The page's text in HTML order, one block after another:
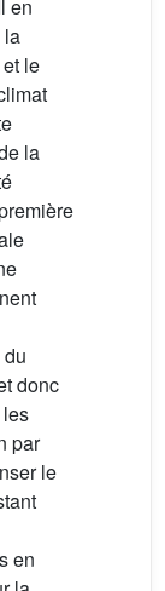
en
la
le
la
donc
par
le
en